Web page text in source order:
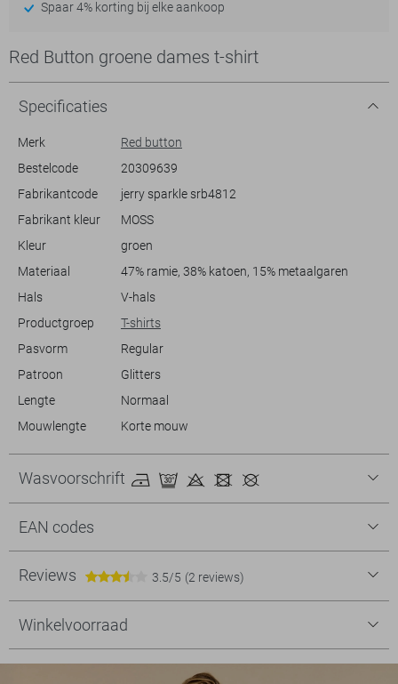
Spaar 4% korting bij elke aankoop
Red Button groene dames t-shirt
Specificaties
Merk
Red button
Bestelcode
20309639
Fabrikantcode
jerry sparkle srb4812
Fabrikant kleur
MOSS
Kleur
groen
Materiaal
47% ramie, 38% katoen, 15% metaalgaren
Hals
V-hals
Productgroep
T-shirts
Pasvorm
Regular
Patroon
Glitters
Lengte
Normaal
Mouwlengte
Korte mouw
Wasvoorschrift
EAN codes
Reviews 3.5/5 (2 reviews)
Winkelvoorraad